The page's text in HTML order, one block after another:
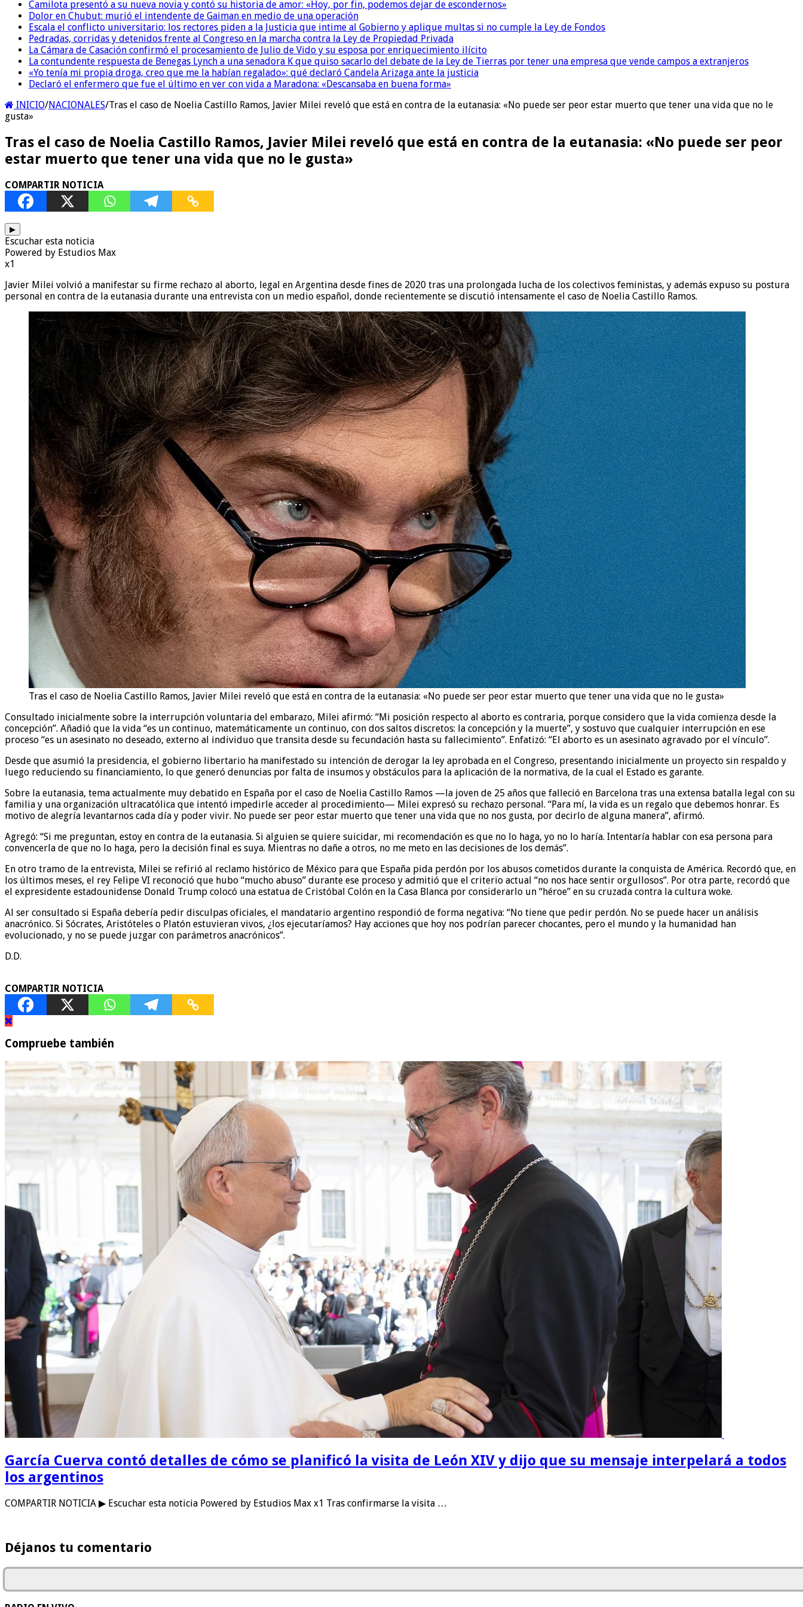
Camilota presentó a su nueva novia y contó su historia de amor: «Hoy, por fin, podemos dejar de escondernos»
Dolor en Chubut: murió el intendente de Gaiman en medio de una operación
Escala el conflicto universitario: los rectores piden a la Justicia que intime al Gobierno y aplique multas si no cumple la Ley de Fondos
Pedradas, corridas y detenidos frente al Congreso en la marcha contra la Ley de Propiedad Privada
La Cámara de Casación confirmó el procesamiento de Julio de Vido y su esposa por enriquecimiento ilícito
La contundente respuesta de Benegas Lynch a una senadora K que quiso sacarlo del debate de la Ley de Tierras por tener una empresa que vende campos a extranjeros
«Yo tenía mi propia droga, creo que me la habían regalado»: qué declaró Candela Arizaga ante la justicia
Declaró el enfermero que fue el último en ver con vida a Maradona: «Descansaba en buena forma»
INICIO/NACIONALES/Tras el caso de Noelia Castillo Ramos, Javier Milei reveló que está en contra de la eutanasia: «No puede ser peor estar muerto que tener una vida que no le
gusta»
Tras el caso de Noelia Castillo Ramos, Javier Milei reveló que está en contra de la eutanasia: «No puede ser peor
estar muerto que tener una vida que no le gusta»
COMPARTIR NOTICIA
▶
Escuchar esta noticia
Powered by Estudios Max
x1
Javier Milei volvió a manifestar su firme rechazo al aborto, legal en Argentina desde fines de 2020 tras una prolongada lucha de los colectivos feministas, y además expuso su postura
personal en contra de la eutanasia durante una entrevista con un medio español, donde recientemente se discutió intensamente el caso de Noelia Castillo Ramos.
Tras el caso de Noelia Castillo Ramos, Javier Milei reveló que está en contra de la eutanasia: «No puede ser peor estar muerto que tener una vida que no le gusta»
Consultado inicialmente sobre la interrupción voluntaria del embarazo, Milei afirmó: “Mi posición respecto al aborto es contraria, porque considero que la vida comienza desde la
concepción”. Añadió que la vida “es un continuo, matemáticamente un continuo, con dos saltos discretos: la concepción y la muerte”, y sostuvo que cualquier interrupción en ese
proceso “es un asesinato no deseado, externo al individuo que transita desde su fecundación hasta su fallecimiento”. Enfatizó: “El aborto es un asesinato agravado por el vínculo”.
Desde que asumió la presidencia, el gobierno libertario ha manifestado su intención de derogar la ley aprobada en el Congreso, presentando inicialmente un proyecto sin respaldo y
luego reduciendo su financiamiento, lo que generó denuncias por falta de insumos y obstáculos para la aplicación de la normativa, de la cual el Estado es garante.
Sobre la eutanasia, tema actualmente muy debatido en España por el caso de Noelia Castillo Ramos —la joven de 25 años que falleció en Barcelona tras una extensa batalla legal con su
familia y una organización ultracatólica que intentó impedirle acceder al procedimiento— Milei expresó su rechazo personal. “Para mí, la vida es un regalo que debemos honrar. Es
motivo de alegría levantarnos cada día y poder vivir. No puede ser peor estar muerto que tener una vida que no nos gusta, por decirlo de alguna manera”, afirmó.
Agregó: “Si me preguntan, estoy en contra de la eutanasia. Si alguien se quiere suicidar, mi recomendación es que no lo haga, yo no lo haría. Intentaría hablar con esa persona para
convencerla de que no lo haga, pero la decisión final es suya. Mientras no dañe a otros, no me meto en las decisiones de los demás”.
En otro tramo de la entrevista, Milei se refirió al reclamo histórico de México para que España pida perdón por los abusos cometidos durante la conquista de América. Recordó que, en
los últimos meses, el rey Felipe VI reconoció que hubo “mucho abuso” durante ese proceso y admitió que el criterio actual “no nos hace sentir orgullosos”. Por otra parte, recordó que
el expresidente estadounidense Donald Trump colocó una estatua de Cristóbal Colón en la Casa Blanca por considerarlo un “héroe” en su cruzada contra la cultura woke.
Al ser consultado si España debería pedir disculpas oficiales, el mandatario argentino respondió de forma negativa: “No tiene que pedir perdón. No se puede hacer un análisis
anacrónico. Si Sócrates, Aristóteles o Platón estuvieran vivos, ¿los ejecutaríamos? Hay acciones que hoy nos podrían parecer chocantes, pero el mundo y la humanidad han
evolucionado, y no se puede juzgar con parámetros anacrónicos”.
D.D.
COMPARTIR NOTICIA
Compruebe también
García Cuerva contó detalles de cómo se planificó la visita de León XIV y dijo que su mensaje interpelará a todos
los argentinos
COMPARTIR NOTICIA ▶ Escuchar esta noticia Powered by Estudios Max x1 Tras confirmarse la visita …
Déjanos tu comentario